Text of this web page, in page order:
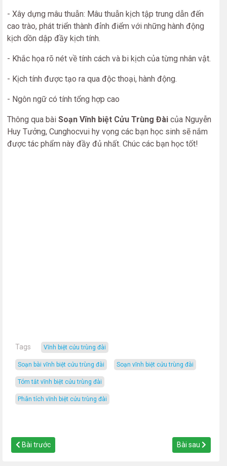
- Xây dựng mâu thuẫn: Mâu thuẫn kịch tập trung dẫn đến
cao trào, phát triển thành đỉnh điểm với những hành động
kịch dồn dập đầy kịch tính.
- Khắc họa rõ nét về tính cách và bi kịch của từng nhân vật.
- Kịch tính được tạo ra qua độc thoại, hành động.
- Ngôn ngữ có tính tổng hợp cao
Thông qua bài Soạn Vĩnh biệt Cửu Trùng Đài của Nguyễn
Huy Tưởng, Cunghocvui hy vọng các bạn học sinh sẽ nắm
được tác phẩm này đầy đủ nhất. Chúc các bạn học tốt!
Tags vĩnh biệt cửu trùng đài
soạn bài vĩnh biệt cửu trùng đài soạn vĩnh biệt cửu trùng đài
tóm tắt vĩnh biệt cửu trùng đài
phân tích vĩnh biệt cửu trùng đài
Bài trước Bài sau